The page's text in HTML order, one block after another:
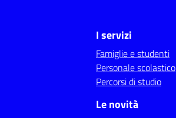
I servizi
Famiglie e studenti
Personale scolastico
Percorsi di studio
Le novità